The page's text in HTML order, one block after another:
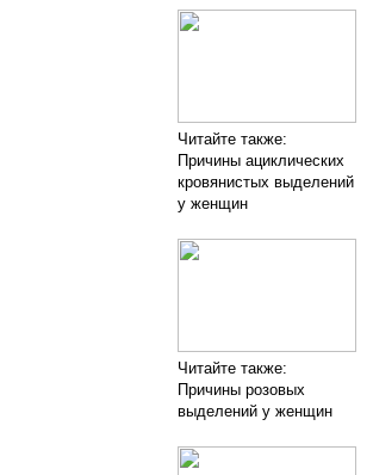
Читайте также:
Причины ациклических
кровянистых выделений
у женщин
Читайте также:
Причины розовых
выделений у женщин